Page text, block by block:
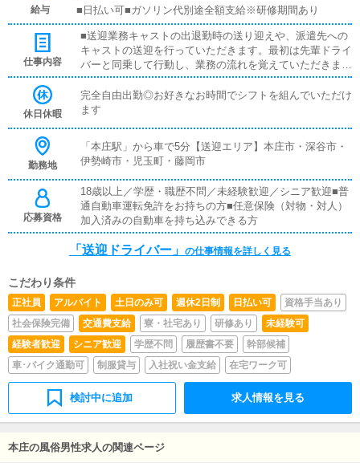
給与 ■日払い可■ガソリン代別途全額支給※研修期間あり
仕事内容
■送迎業務キャストの出退勤時の送り迎えや、派遣先への
キャストの送迎を行っていただきます。最初は先輩ドライ
バーと同乗して行動し、業務の流れを覚えていただきます
ので、未経験の方でも安心して働けます。お客様と対面で
接客をお願いすることはありません。ガソリン代・高速代
は支給します。
休日休暇
完全自由出勤◎お好きなお時間でシフトを組んでいただけ
ます
勤務地
「本庄駅」から車で5分【送迎エリア】本庄市・深谷市・
伊勢崎市・児玉町・藤岡市
応募資格
18歳以上／学歴・職歴不問／未経験歓迎／シニア歓迎■普
通自動車運転免許をお持ちの方■任意保険（対物・対人）
加入済みの自動車を持ち込みできる方
「送迎ドライバー」 の仕事情報を詳しく見る
こだわり条件
正社員 アルバイト 土日のみ可 週休2日制 日払い可
資格手当あり
社会保険完備
交通費支給 寮・社宅あり 研修あり
未経験可
経験者歓迎
シニア歓迎 学歴不問 履歴書不要
幹部候補
車･バイク通勤可
制服貸与 入社祝い金支給 在宅ワーク可
検討中に追加 求人情報を見る
本庄の風俗男性求人の関連ページ